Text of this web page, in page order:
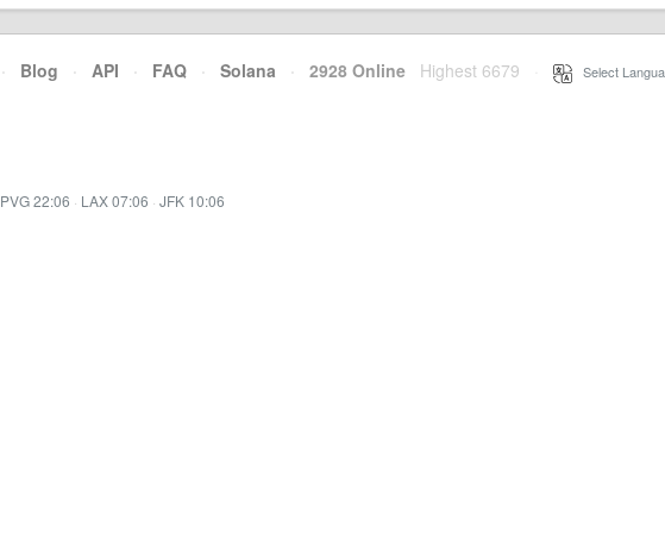
· Blog · API · FAQ · Solana · 2928 Online Highest 6679 Select
PVG 22:06 · LAX 07:06 · JFK 10:06